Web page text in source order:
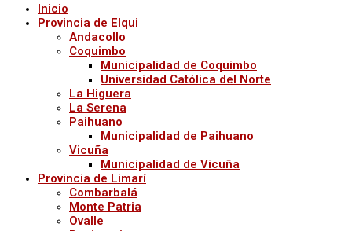
Inicio
Provincia de Elqui
Andacollo
Coquimbo
Municipalidad de Coquimbo
Universidad Católica del Norte
La Higuera
La Serena
Paihuano
Municipalidad de Paihuano
Vicuña
Municipalidad de Vicuña
Provincia de Limarí
Combarbalá
Monte Patria
Ovalle